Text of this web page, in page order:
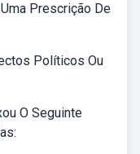
Prescrição De
Políticos Ou
O Seguinte